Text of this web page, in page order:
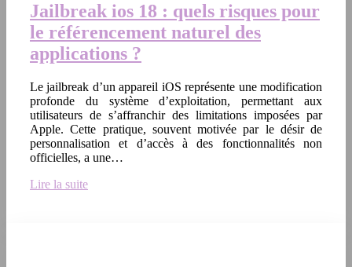
Jailbreak ios 18 : quels risques pour
le référencement naturel des
applications ?
Le jailbreak d’un appareil iOS représente une modification
profonde du système d’exploitation, permettant aux
utilisateurs de s’affranchir des limitations imposées par
Apple. Cette pratique, souvent motivée par le désir de
personnalisation et d’accès à des fonctionnalités non
officielles, a une…
Lire la suite